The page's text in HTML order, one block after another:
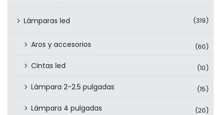
Lámparas led (319)
Aros y accesorios (60)
Cintas led (10)
Lámpara 2-2.5 pulgadas (15)
Lámpara 4 pulgadas (20)